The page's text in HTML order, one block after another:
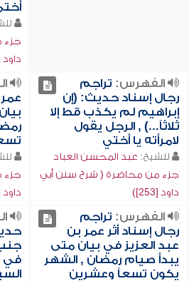
جزء
داود
الفهرس: تراجم
رجال إسناد حديث: (إن
إبراهيم لم يكذب قط إلا
ثلاثاً...) , الرجل يقول
لامرأته يا أختي
للشيخ: عبد المحسن العباد
جزء من محاضرة ( شرح سنن أبي
داود [253])
جزء
داود
الفهرس: تراجم
رجال إسناد أثر عمر بن
عبد العزيز في بيان متى
يبدأ صيام رمضان , الشهر
يكون تسعاً وعشرين
في